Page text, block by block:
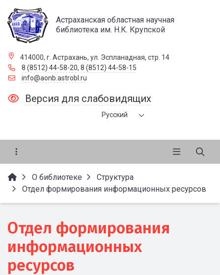
Астраханская областная научная
библиотека им. Н.К. Крупской
414000, г. Астрахань, ул. Эспланадная, стр. 14
8 (8512) 44-58-20, 8 (8512) 44-58-15
info@aonb.astrobl.ru
Версия для слабовидящих
Русский
О библиотеке
Структура
Отдел формирования информационных ресурсов
Отдел формирования
информационных
ресурсов